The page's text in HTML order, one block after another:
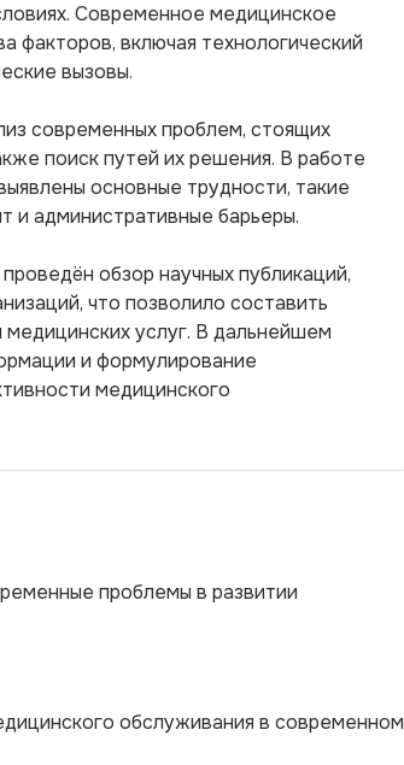
Современное медицинское
включая технологический
вызовы.
современных проблем, стоящих
поиск путей их решения. В работе
основные трудности, такие
и административные барьеры.
обзор научных публикаций,
что позволило составить
услуг. В дальнейшем
и формулирование
медицинского
проблемы в развитии
обслуживания в современном